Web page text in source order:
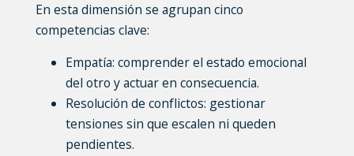
En esta dimensión se agrupan cinco
competencias clave:
Empatía: comprender el estado emocional
del otro y actuar en consecuencia.
Resolución de conflictos: gestionar
tensiones sin que escalen ni queden
pendientes.